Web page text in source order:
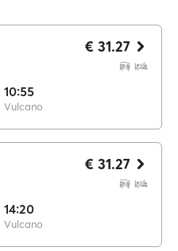
10:55
Vulcano
€ 31.27
14:20
Vulcano
€ 31.27